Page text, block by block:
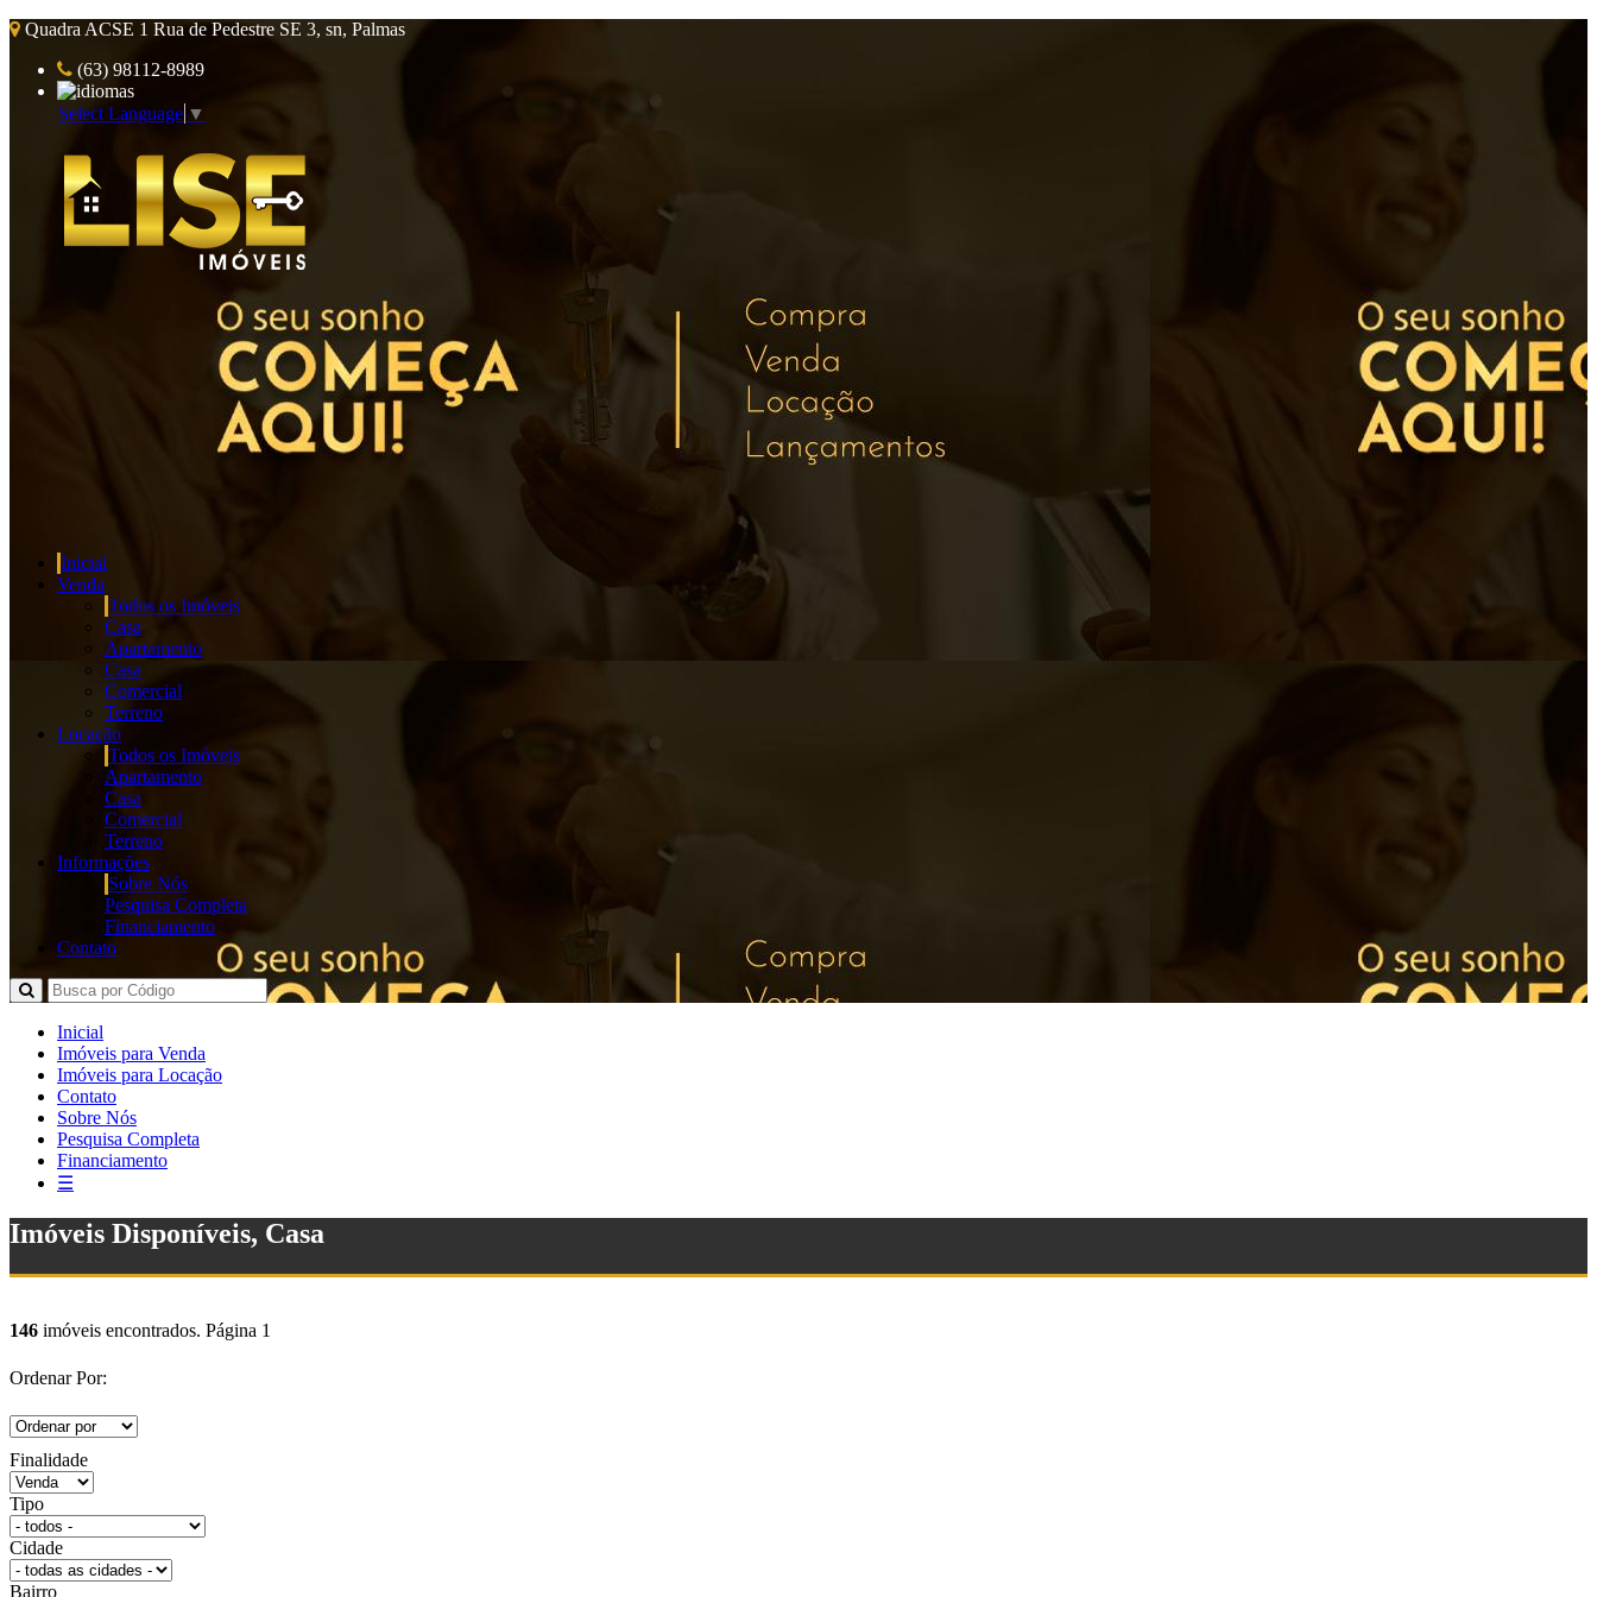
Quadra ACSE 1 Rua de Pedestre SE 3, sn, Palmas
(63) 98112-8989
Select Language ▼
Inicial
Venda
Todos os Imóveis
Casa
Apartamento
Casa
Comercial
Terreno
Locação
Todos os Imóveis
Apartamento
Casa
Comercial
Terreno
Informações
Sobre Nós
Pesquisa Completa
Financiamento
Contato
Inicial
Imóveis para Venda
Imóveis para Locação
Contato
Sobre Nós
Pesquisa Completa
Financiamento
☰
Imóveis Disponíveis, Casa
146 imóveis encontrados. Página 1
Ordenar Por:
Finalidade
Tipo
Cidade
Bairro